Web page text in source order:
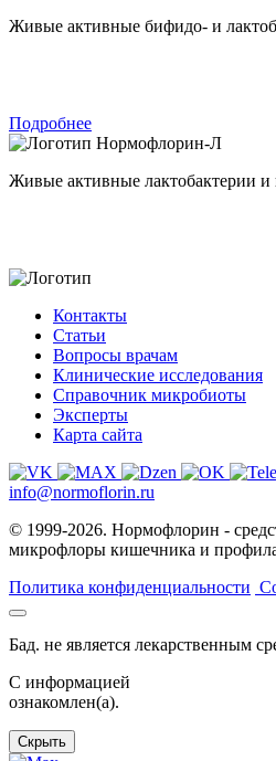
Живые активные бифидо- и
Подробнее
Нормофлорин-Л
Живые активные лактобактерии и
Контакты
Статьи
Вопросы врачам
Клинические исследования
Справочник микробиоты
Эксперты
Карта сайта
info@normoflorin.ru
© 1999-2026. Нормофлорин -
микрофлоры кишечника и
Политика конфиденциальности
Бад. не является лекарственным
C информацией
ознакомлен(а).
Скрыть